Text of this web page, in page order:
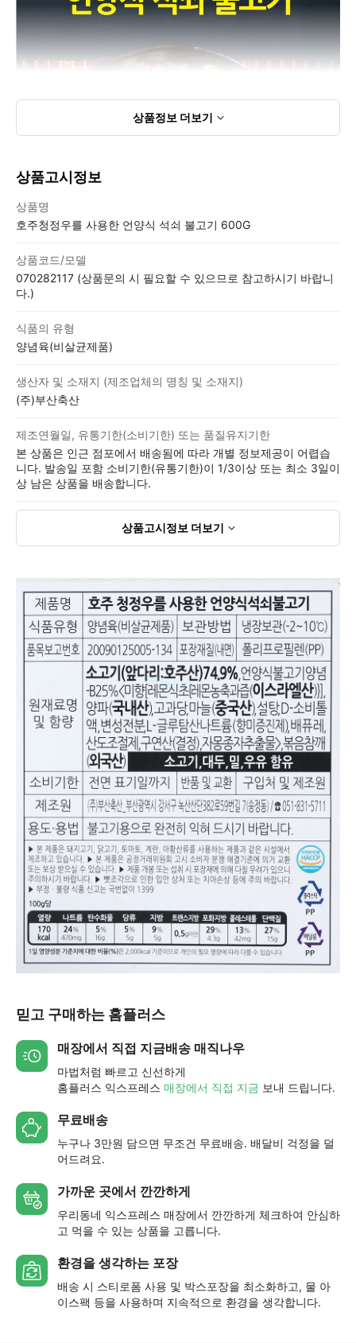
상품정보 더보기
상품고시정보
상품명
호주청정우를 사용한 언양식 석쇠 불고기 600G
상품코드/모델
070282117 (상품문의 시 필요할 수 있으므로 참고하시기 바랍니
다.)
식품의 유형
양념육(비살균제품)
생산자 및 소재지 (제조업체의 명칭 및 소재지)
(주)부산축산
제조연월일, 유통기한(소비기한) 또는 품질유지기한
본 상품은 인근 점포에서 배송됨에 따라 개별 정보제공이 어렵습
니다. 발송일 포함 소비기한(유통기한)이 1/3이상 또는 최소 3일이
상 남은 상품을 배송합니다.
상품고시정보 더보기
믿고 구매하는 홈플러스
매장에서 직접 지금배송 매직나우
마법처럼 빠르고 신선하게
홈플러스 익스프레스 매장에서 직접 지금 보내 드립니다.
무료배송
누구나 3만원 담으면 무조건 무료배송. 배달비 걱정을 덜
어드려요.
가까운 곳에서 깐깐하게
우리동네 익스프레스 매장에서 깐깐하게 체크하여 안심하
고 먹을 수 있는 상품을 고릅니다.
환경을 생각하는 포장
배송 시 스티로폼 사용 및 박스포장을 최소화하고, 물 아
이스팩 등을 사용하며 지속적으로 환경을 생각합니다.